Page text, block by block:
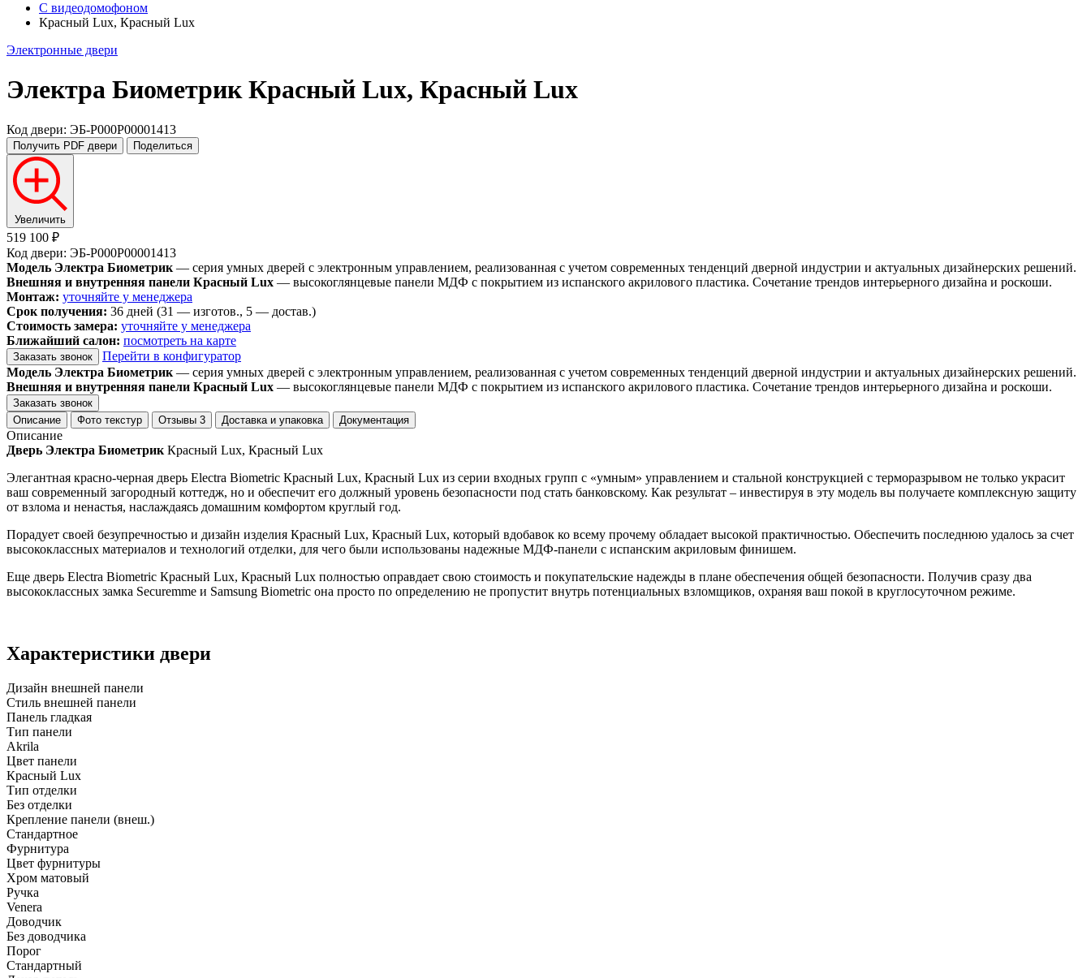
С видеодомофоном
Красный Lux, Красный Lux
Электронные двери
Электра Биометрик Красный Lux, Красный Lux
Код двери: ЭБ-P000P00001413
Получить PDF двери Поделиться
Увеличить
519 100 ₽
Код двери: ЭБ-P000P00001413
Модель Электра Биометрик — серия умных дверей с электронным управлением, реализованная с учетом современных тенденций дверной индустрии и актуальных дизайнерских решений.
Внешняя и внутренняя панели Красный Lux — высокоглянцевые панели МДФ с покрытием из испанского акрилового пластика. Сочетание трендов интерьерного дизайна и роскоши.
Монтаж: уточняйте у менеджера
Срок получения: 36 дней (31 — изготов., 5 — достав.)
Стоимость замера: уточняйте у менеджера
Ближайший салон: посмотреть на карте
Заказать звонок
Перейти в конфигуратор
Модель Электра Биометрик — серия умных дверей с электронным управлением, реализованная с учетом современных тенденций дверной индустрии и актуальных дизайнерских решений.
Внешняя и внутренняя панели Красный Lux — высокоглянцевые панели МДФ с покрытием из испанского акрилового пластика. Сочетание трендов интерьерного дизайна и роскоши.
Заказать звонок
Описание
Фото текстур Отзывы 3 Доставка и упаковка Документация
Описание
Дверь Электра Биометрик Красный Lux, Красный Lux
Элегантная красно-черная дверь Electra Biometric Красный Lux, Красный Lux из серии входных групп с «умным» управлением и стальной конструкцией с терморазрывом не только украсит
ваш современный загородный коттедж, но и обеспечит его должный уровень безопасности под стать банковскому. Как результат – инвестируя в эту модель вы получаете комплексную защиту
от взлома и ненастья, наслаждаясь домашним комфортом круглый год.
Порадует своей безупречностью и дизайн изделия Красный Lux, Красный Lux, который вдобавок ко всему прочему обладает высокой практичностью. Обеспечить последнюю удалось за счет
высококлассных материалов и технологий отделки, для чего были использованы надежные МДФ-панели с испанским акриловым финишем.
Еще дверь Electra Biometric Красный Lux, Красный Lux полностью оправдает свою стоимость и покупательские надежды в плане обеспечения общей безопасности. Получив сразу два
высококлассных замка Securemme и Samsung Biometric она просто по определению не пропустит внутрь потенциальных взломщиков, охраняя ваш покой в круглосуточном режиме.
Характеристики двери
Дизайн внешней панели
Стиль внешней панели
Панель гладкая
Тип панели
Akrila
Цвет панели
Красный Lux
Тип отделки
Без отделки
Крепление панели (внеш.)
Стандартное
Фурнитура
Цвет фурнитуры
Хром матовый
Ручка
Venera
Доводчик
Без доводчика
Порог
Стандартный